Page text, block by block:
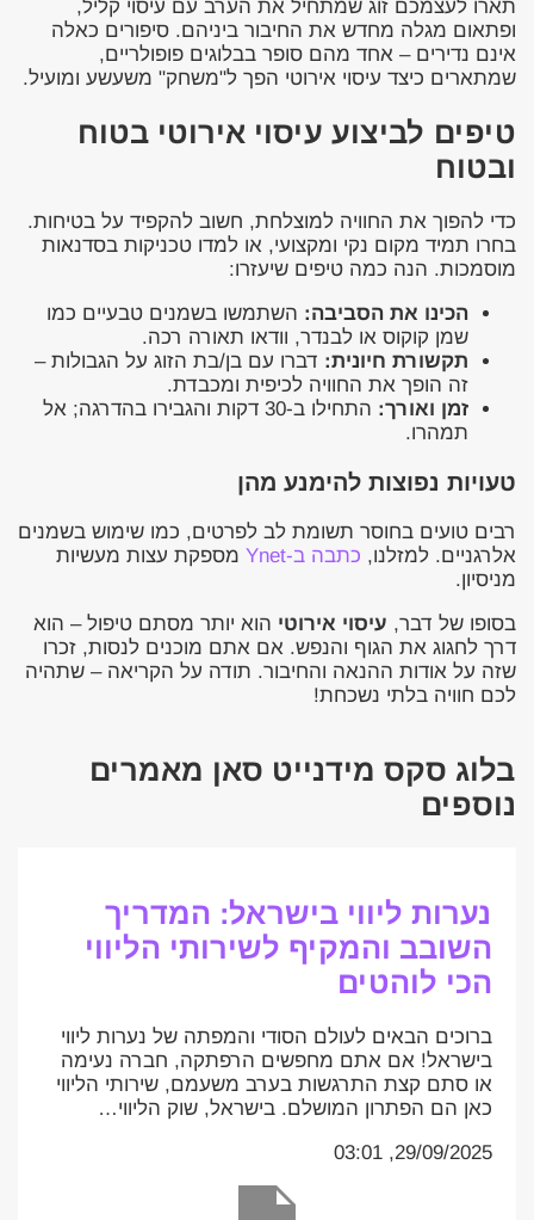
תארו לעצמכם זוג שמתחיל את הערב עם עיסוי קליל,
ופתאום מגלה מחדש את החיבור ביניהם. סיפורים כאלה
אינם נדירים – אחד מהם סופר בבלוגים פופולריים,
שמתארים כיצד עיסוי אירוטי הפך ל"משחק" משעשע ומועיל.
טיפים לביצוע עיסוי אירוטי בטוח
ובטוח
כדי להפוך את החוויה למוצלחת, חשוב להקפיד על בטיחות.
בחרו תמיד מקום נקי ומקצועי, או למדו טכניקות בסדנאות
מוסמכות. הנה כמה טיפים שיעזרו:
הכינו את הסביבה: השתמשו בשמנים טבעיים כמו
שמן קוקוס או לבנדר, וודאו תאורה רכה.
תקשורת חיונית: דברו עם בן/בת הזוג על הגבולות –
זה הופך את החוויה לכיפית ומכבדת.
זמן ואורך:
התחילו ב-30 דקות והגבירו בהדרגה; אל
תמהרו.
טעויות נפוצות להימנע מהן
רבים טועים בחוסר תשומת לב לפרטים, כמו שימוש בשמנים
אלרגניים. למזלנו, כתבה ב-Ynet
מספקת עצות מעשיות
מניסיון.
בסופו של דבר, עיסוי אירוטי הוא יותר מסתם טיפול – הוא
דרך לחגוג את הגוף והנפש. אם אתם מוכנים לנסות, זכרו
שזה על אודות ההנאה והחיבור. תודה על הקריאה – שתהיה
לכם חוויה בלתי נשכחת!
בלוג סקס מידנייט סאן מאמרים
נוספים
נערות ליווי בישראל: המדריך
השובב והמקיף לשירותי הליווי
הכי לוהטים
ברוכים הבאים לעולם הסודי והמפתה של נערות ליווי
בישראל! אם אתם מחפשים הרפתקה, חברה נעימה
או סתם קצת התרגשות בערב משעמם, שירותי הליווי
כאן הם הפתרון המושלם. בישראל, שוק הליווי…
29/09/2025, 03:01